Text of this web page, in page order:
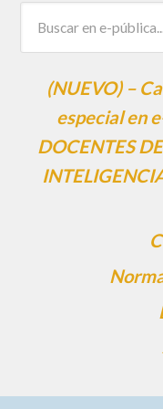
(NUEVO) –
especial en
DOCENTES